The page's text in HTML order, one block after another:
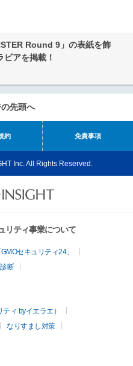
Round 9」の表紙を飾
アを掲載！
先頭へ
約 免責事項
Inc. All Rights Reserved.
リティ事業について
セキュリティ24」
断
ィ byイエラエ）
なりすまし対策